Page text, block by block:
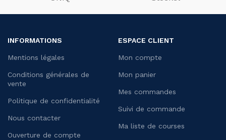
INFORMATIONS
Mentions légales
Conditions générales de
vente
Politique de confidentialité
Nous contacter
Ouverture de compte
ESPACE CLIENT
Mon compte
Mon panier
Mes commandes
Suivi de commande
Ma liste de courses